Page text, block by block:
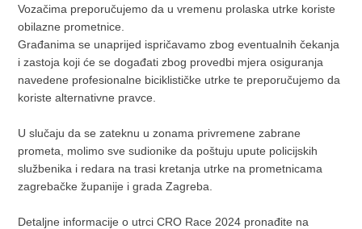
Vozačima preporučujemo da u vremenu prolaska utrke koriste
obilazne prometnice.
Građanima se unaprijed ispričavamo zbog eventualnih čekanja
i zastoja koji će se događati zbog provedbi mjera osiguranja
navedene profesionalne biciklističke utrke te preporučujemo da
koriste alternativne pravce.
U slučaju da se zateknu u zonama privremene zabrane
prometa, molimo sve sudionike da poštuju upute policijskih
službenika i redara na trasi kretanja utrke na prometnicama
zagrebačke županije i grada Zagreba.
Detaljne informacije o utrci CRO Race 2024 pronađite na